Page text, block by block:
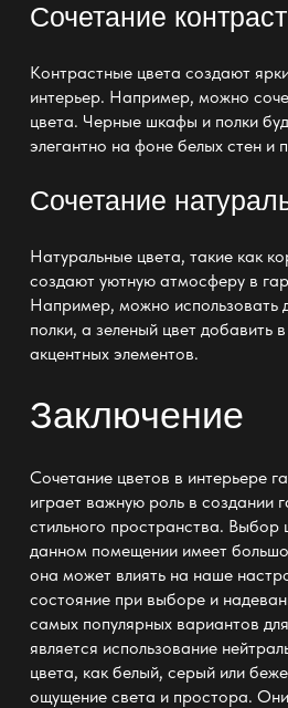
Сочетание
Контрастные цвета создают
интерьер. Например, можно
цвета. Черные шкафы и полки
элегантно на фоне белых стен и
Сочетание
Натуральные цвета, такие как
создают уютную атмосферу в
Например, можно использовать
полки, а зеленый цвет добавить
акцентных элементов.
Заключение
Сочетание цветов в интерьере
играет важную роль в создании
стильного пространства. Выбор
данном помещении имеет
она может влиять на наше
состояние при выборе и
самых популярных вариантов для
является использование
цвета, как белый, серый или
ощущение света и простора.